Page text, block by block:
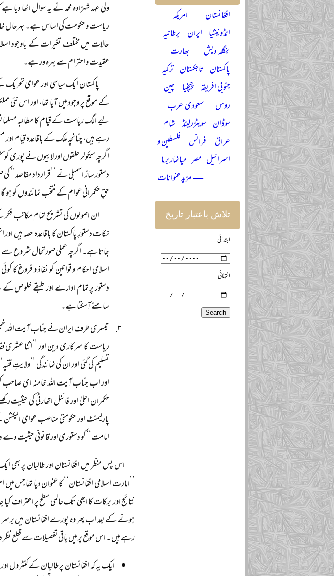
ولی عہد شہزادہ محمد نے یہ سوال اٹھا
ریاست و حکومت کی اساس ہے۔ بہرحال
حالات میں مختلف تغیرات کے باوجود
عقیدت و احترام سے بہرہ ور ہے۔
کے موقع پر وجود میں آیا تھا، اور اس
لیے الگ ریاست کے قیام کا مطالبہ
رہے ہیں، چنانچہ ملک کے باقاعدہ قیام
اگرچہ سیکولر حلقوں اور لابیوں نے
حقِ حکمرانی عوام کے منتخب نمائندوں کو ہو گا اور (۳) پارلیمنٹ اور حکومت قرآن و سنت کے احکام کی
نکات دستورِ پاکستان کا باقاعدہ حصہ ہیں
جاتا ہے۔ اگرچہ عملی صورتحال شروع
اسلامی احکام و قوانین کو نفاذ و فروغ
دستور پر تمام ادارے اور طبقے خلوص
سامنے آسکتا ہے۔
تیسری طرف ایران نے جناب آیت اللہ
ریاست کا سرکاری دین اور ’’اثنا عشری
تسلیم کی گئی اور ان کی نمائندگی
اور اب جناب آیت اللہ خامنہ ای صاحب
حکمران اعلیٰ اور فائنل اتھارٹی کی
پارلیمنٹ اور حکومتی مناصب عوامی
امامت‘‘ کو دستوری اور قانونی حیثیت
اس پس منظر میں افغانستان اور طالبان پر
’’امارت اسلامی افغانستان‘‘ کا عنوان دیا تھا جس
نتائج اور برکات کا ابھی تک عالمی سطح پر
ہونے کے بعد اب پھر وہ پورے افغانستان میں برسر
رہے ہیں۔ اس موقع پر میں باقی تفصیلات سے قطع نظر
ایک یہ کہ افغانستان پر طالبان کے کنٹرول
افغانستان
امریکہ
انڈونیشیا ایران برطانیہ
بنگلہ دیش
بھارت
پاکستان تاجکستان ترکیہ
جنوبی افریقہ چیچنیا چین
روس
سعودی عرب
سوڈان سویٹزرلینڈ شام
عراق فرانس فلسطین و
اسرائیل مصر میانمار برما
— مزید عنوانات
تلاش باعتبار تاریخ
ابتدائی
انتہائی